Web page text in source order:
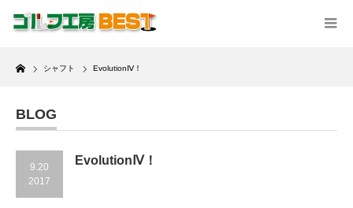
Home
シャフト EvolutionⅣ！
BLOG
9.20
2017
EvolutionⅣ！